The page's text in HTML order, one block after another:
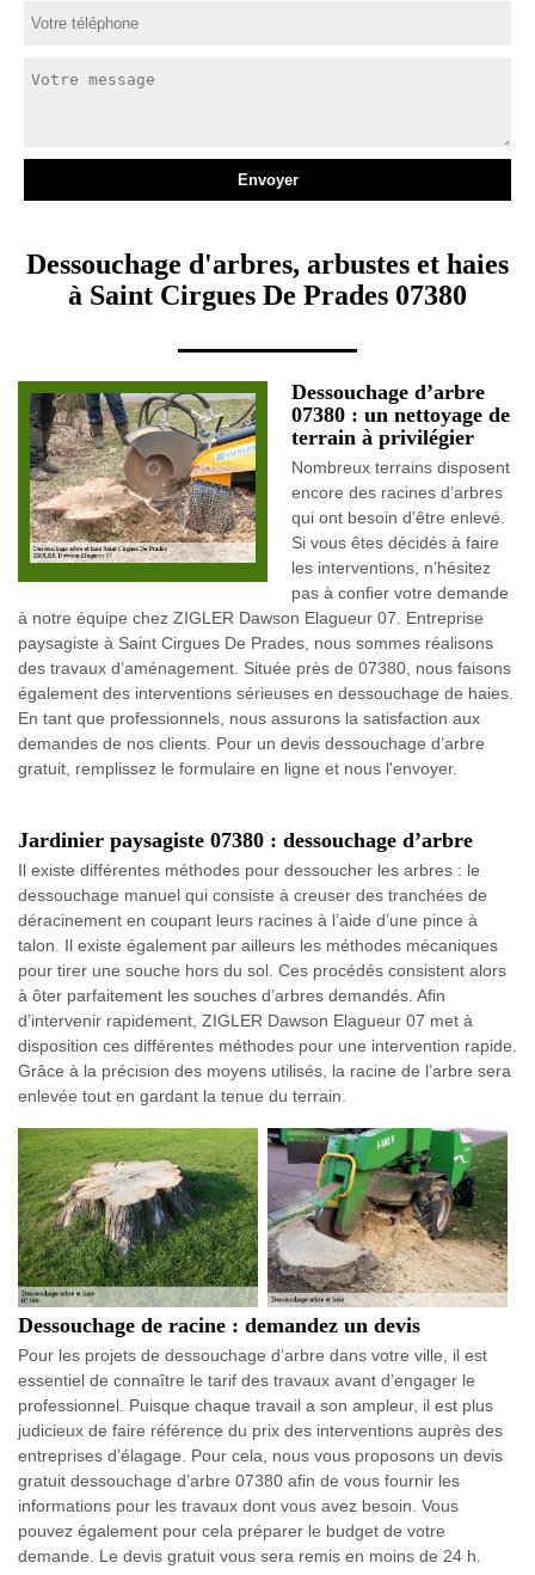
Dessouchage d'arbres, arbustes et haies
à Saint Cirgues De Prades 07380
Dessouchage d’arbre
07380 : un nettoyage de
terrain à privilégier
Nombreux terrains disposent
encore des racines d’arbres
qui ont besoin d’être enlevé.
Si vous êtes décidés à faire
les interventions, n’hésitez
pas à confier votre demande
à notre équipe chez ZIGLER Dawson Elagueur 07. Entreprise
paysagiste à Saint Cirgues De Prades, nous sommes réalisons
des travaux d’aménagement. Située près de 07380, nous faisons
également des interventions sérieuses en dessouchage de haies.
En tant que professionnels, nous assurons la satisfaction aux
demandes de nos clients. Pour un devis dessouchage d’arbre
gratuit, remplissez le formulaire en ligne et nous l'envoyer.
Jardinier paysagiste 07380 : dessouchage d’arbre
Il existe différentes méthodes pour dessoucher les arbres : le
dessouchage manuel qui consiste à creuser des tranchées de
déracinement en coupant leurs racines à l’aide d’une pince à
talon. Il existe également par ailleurs les méthodes mécaniques
pour tirer une souche hors du sol. Ces procédés consistent alors
à ôter parfaitement les souches d’arbres demandés. Afin
d’intervenir rapidement, ZIGLER Dawson Elagueur 07 met à
disposition ces différentes méthodes pour une intervention rapide.
Grâce à la précision des moyens utilisés, la racine de l’arbre sera
enlevée tout en gardant la tenue du terrain.
Dessouchage de racine : demandez un devis
Pour les projets de dessouchage d’arbre dans votre ville, il est
essentiel de connaître le tarif des travaux avant d’engager le
professionnel. Puisque chaque travail a son ampleur, il est plus
judicieux de faire référence du prix des interventions auprès des
entreprises d’élagage. Pour cela, nous vous proposons un devis
gratuit dessouchage d’arbre 07380 afin de vous fournir les
informations pour les travaux dont vous avez besoin. Vous
pouvez également pour cela préparer le budget de votre
demande. Le devis gratuit vous sera remis en moins de 24 h.